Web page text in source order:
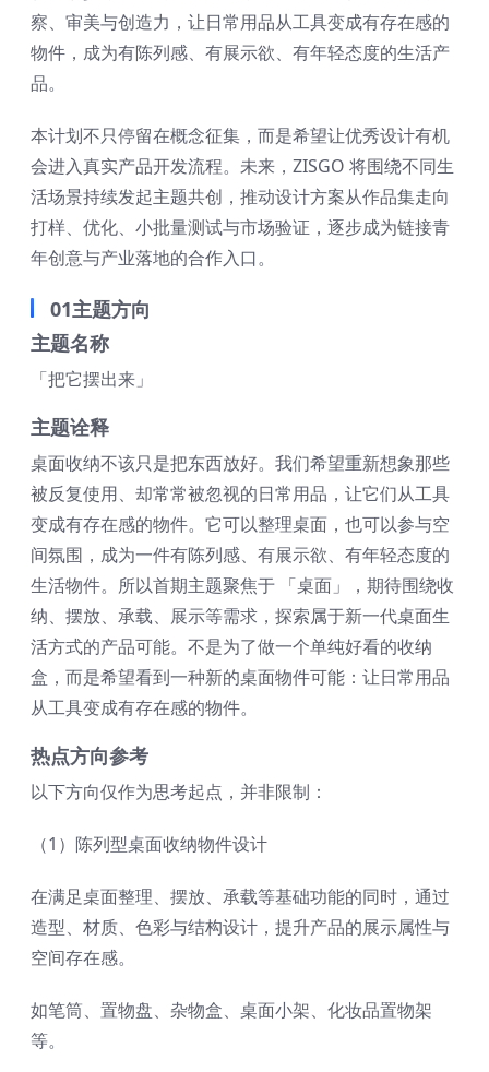
察、审美与创造力，让日常用品从工具变成有存在感的
物件，成为有陈列感、有展示欲、有年轻态度的生活产
品。
本计划不只停留在概念征集，而是希望让优秀设计有机
会进入真实产品开发流程。未来，ZISGO 将围绕不同生
活场景持续发起主题共创，推动设计方案从作品集走向
打样、优化、小批量测试与市场验证，逐步成为链接青
年创意与产业落地的合作入口。
01主题方向
主题名称
「把它摆出来」
主题诠释
桌面收纳不该只是把东西放好。我们希望重新想象那些
被反复使用、却常常被忽视的日常用品，让它们从工具
变成有存在感的物件。它可以整理桌面，也可以参与空
间氛围，成为一件有陈列感、有展示欲、有年轻态度的
生活物件。所以首期主题聚焦于 「桌面」，期待围绕收
纳、摆放、承载、展示等需求，探索属于新一代桌面生
活方式的产品可能。不是为了做一个单纯好看的收纳
盒，而是希望看到一种新的桌面物件可能：让日常用品
从工具变成有存在感的物件。
热点方向参考
以下方向仅作为思考起点，并非限制：
（1）陈列型桌面收纳物件设计
在满足桌面整理、摆放、承载等基础功能的同时，通过
造型、材质、色彩与结构设计，提升产品的展示属性与
空间存在感。
如笔筒、置物盘、杂物盒、桌面小架、化妆品置物架
等。